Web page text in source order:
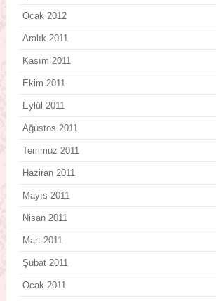
Ocak 2012
Aralık 2011
Kasım 2011
Ekim 2011
Eylül 2011
Ağustos 2011
Temmuz 2011
Haziran 2011
Mayıs 2011
Nisan 2011
Mart 2011
Şubat 2011
Ocak 2011